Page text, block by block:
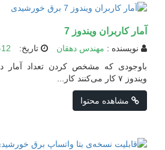
آمار کاربران ویندوز 7
نویسنده : مهندس دهقان تاریخ:
باوجودی که مشخص کردن تعداد آمار
ویندوز ۷ کار می‌کنند کار...
مشاهده محتوا